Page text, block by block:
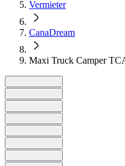
Vermieter
CanaDream
Maxi Truck Camper